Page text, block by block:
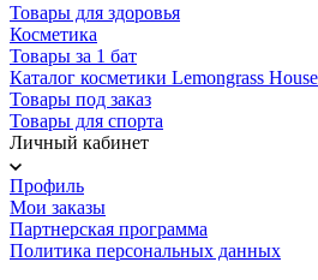
Товары для здоровья
Косметика
Товары за 1 бат
Каталог косметики Lemongrass
Товары под заказ
Товары для спорта
Личный кабинет
Профиль
Мои заказы
Партнерская программа
Политика персональных данных